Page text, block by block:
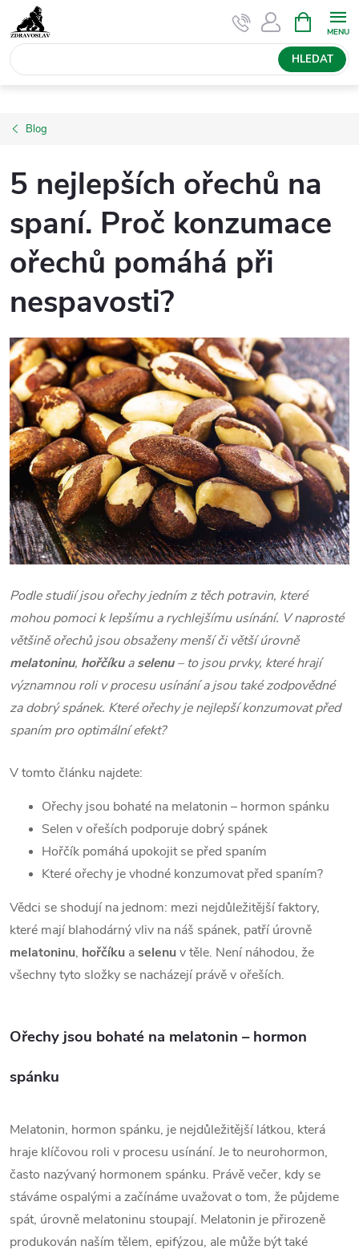
na
obsah
HLEDAT
NÁKUPNÍ
KOŠÍK
Blog
5 nejlepších ořechů na
spaní. Proč konzumace
ořechů pomáhá při
nespavosti?
Podle studií jsou ořechy jedním z těch potravin, které
mohou pomoci k lepšímu a rychlejšímu usínání. V naprosté
většině ořechů jsou obsaženy menší či větší úrovně
melatoninu, hořčíkuaselenu– to jsou prvky, které hrají
významnou roli v procesu usínání a jsou také zodpovědné
za dobrý spánek. Které ořechy je nejlepší konzumovat před
spaním pro optimální efekt?
V tomto článku najdete:
Ořechy jsou bohaté na melatonin – hormon spánku
Selen v ořeších podporuje dobrý spánek
Hořčík pomáhá upokojit se před spaním
Které ořechy je vhodné konzumovat před spaním?
Vědci se shodují na jednom: mezi nejdůležitější faktory,
které mají blahodárný vliv na náš spánek, patří úrovně
melatoninu, hořčíku aselenuv těle. Není náhodou, že
všechny tyto složky se nacházejí právě v ořeších.
Ořechy jsou bohaté na melatonin – hormon
spánku
Melatonin, hormon spánku, je nejdůležitější látkou, která
hraje klíčovou roli v procesu usínání. Je to neurohormon,
často nazývaný hormonem spánku. Právě večer, kdy se
stáváme ospalými a začínáme uvažovat o tom, že půjdeme
spát, úrovně melatoninu stoupají. Melatonin je přirozeně
produkován naším tělem, epifýzou, ale může být také